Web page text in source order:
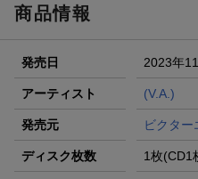
商品情報
発売日 2023年
アーティスト (V.A.)
発売元 ビクター
ディスク枚数 1枚(CD1